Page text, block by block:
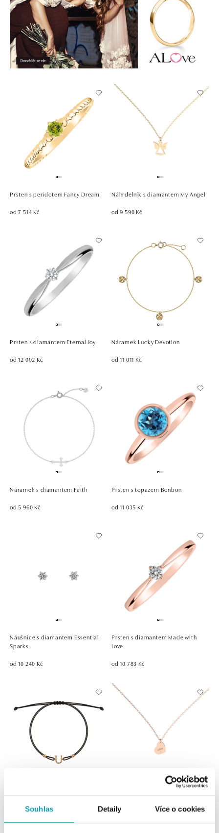
Souhlas Detaily Více o cookies
Prsten s peridotem Fancy Dream
od 7 514 Kč
Náhrdelník s diamantem My Angel
od 9 590 Kč
Prsten s diamantem Eternal Joy
od 12 002 Kč
Náramek Lucky Devotion
od 11 011 Kč
Náramek s diamantem Faith
od 5 960 Kč
Prsten s topazem Bonbon
od 11 035 Kč
Náušnice s diamantem Essential
Sparks
od 10 240 Kč
Prsten s diamantem Made with
Love
od 10 783 Kč
Náramek Spiral Alphabeth U
od 2 904 Kč
Náhrdelník s diamantem Love
od 8 501 Kč